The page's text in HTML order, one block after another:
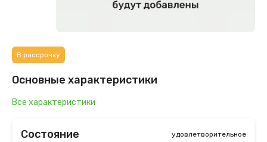
В рассрочку
Основные характеристики
Все характеристики
Состояние удовлетворительное